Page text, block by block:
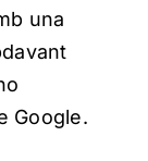
una
Google.